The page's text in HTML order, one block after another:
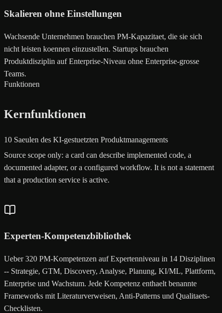
Skalieren ohne Einstellungen
Wachsende Unternehmen brauchen PM-Kapazitaet, die sie sich
nicht leisten koennen einzustellen. Startups brauchen
Produktdisziplin auf Enterprise-Niveau ohne Enterprise-grosse
Teams.
Funktionen
Kernfunktionen
10 Saeulen des KI-gestuetzten Produktmanagements
Source scope only: a card can describe implemented code, a
documented adapter, or a configured workflow. It is not a statement
that a production service is active.
Experten-Kompetenzbibliothek
Ueber 320 PM-Kompetenzen auf Expertenniveau in 14 Disziplinen
-- Strategie, GTM, Discovery, Analyse, Planung, KI/ML, Plattform,
Enterprise und Wachstum. Jede Kompetenz enthaelt benannte
Frameworks mit Literaturverweisen, Anti-Patterns und Qualitaets-
Checklisten.